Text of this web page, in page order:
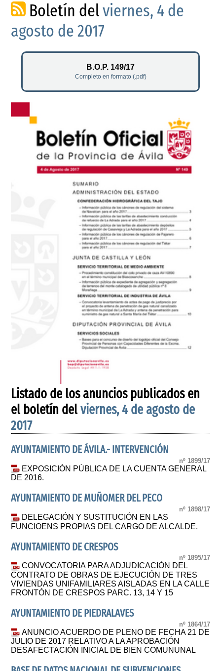
Boletín delviernes, 4 de
agosto de 2017
B.O.P. 149/17
Completo en formato (.pdf)
Listado de los anuncios publicados en
el boletín delviernes, 4 de agosto de
2017
AYUNTAMIENTO DE ÁVILA.- INTERVENCIÓN
nº 1899/17
EXPOSICIÓN PÚBLICA DE LA CUENTA GENERAL
DE 2016.
AYUNTAMIENTO DE MUÑOMER DEL PECO
nº 1898/17
DELEGACIÓN Y SUSTITUCIÓN EN LAS
FUNCIOENS PROPIAS DEL CARGO DE ALCALDE.
AYUNTAMIENTO DE CRESPOS
nº 1895/17
CONVOCATORIA PARA ADJUDICACIÓN DEL
CONTRATO DE OBRAS DE EJECUCIÓN DE TRES
VIVIENDAS UNIFAMILIARES AISLADAS EN LA CALLE
FRONTÓN DE CRESPOS PARC. 13, 14 Y 15
AYUNTAMIENTO DE PIEDRALAVES
nº 1864/17
ANUNCIO ACUERDO DE PLENO DE FECHA 21 DE
JULIO DE 2017 RELATIVO A LA APROBACIÓN
DESAFECTACIÓN INICIAL DE BIEN COMUNUNAL